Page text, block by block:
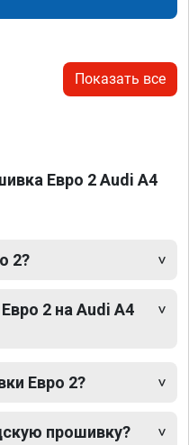
Показать все
Евро 2 Audi A4
2?
2 на Audi A4
Евро 2?
прошивку?